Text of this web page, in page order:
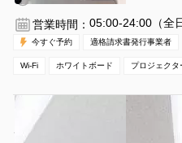
営業時間： 05:00-24:00（全
今すぐ予約 適格請求書発行事業者
Wi-Fi ホワイトボード プロジェクタ
【名古屋の伏見駅徒歩1分】定
ジェクター含む備品・高速Wi-Fi